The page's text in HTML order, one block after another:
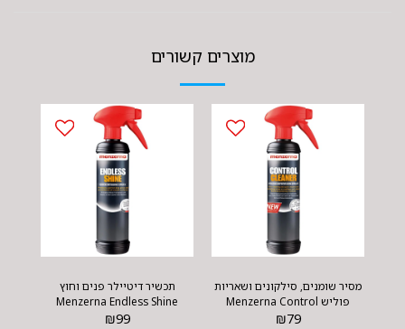
מוצרים קשורים
מסיר שומנים, סילקונים ושאריות
פוליש Menzerna Control
Cleaner
₪79
תכשיר דיטיילר פנים וחוץ
Menzerna Endless Shine
₪99